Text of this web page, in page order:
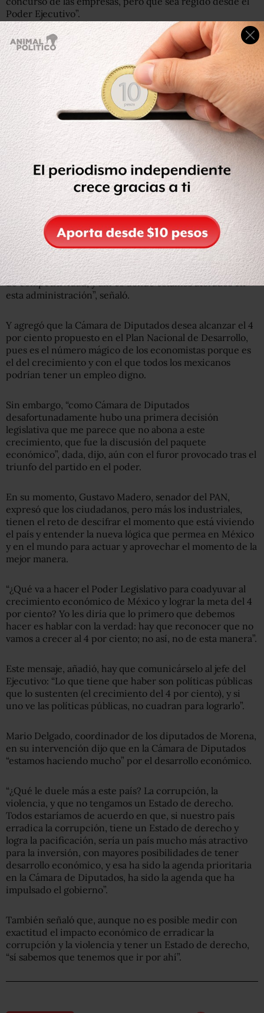
Poder Ejecutivo”.
Por otro lado, dijo que el sector industrial se manifiesta a
favor de que las compras de gobierno sirvan como un
motor de la economía.
“Son muy relevantes, el gasto del gobierno representa
como el 23 por ciento del PIB y sabemos que una buena
parte es gasto corriente, pero hay otra en donde, si se le
da prioridad o incluso si se reservan algunas compras
para micro, pequeña y mediana empresa, le damos
trabajo a quien gane. Cuando se invierte en una mipyme
se crean empleos, no así en las grandes empresas”,
expuso el presidente de la Canacintra.
Ante ello, la diputada federal del PRI Soraya Pérez planteó
que para crecer se requiere inversión.
“Pero para tener inversión necesitamos tener un
ambiente de confianza, de estabilidad, de transparencia y
de competitividad, y ahí es donde estamos atorados en
esta administración”, señaló.
Y agregó que la Cámara de Diputados desea alcanzar el 4
por ciento propuesto en el Plan Nacional de Desarrollo,
pues es el número mágico de los economistas porque es
el del crecimiento y con el que todos los mexicanos
podrían tener un empleo digno.
Sin embargo, “como Cámara de Diputados
desafortunadamente hubo una primera decisión
legislativa que me parece que no abona a este
crecimiento, que fue la discusión del paquete
económico”, dada, dijo, aún con el furor provocado tras el
triunfo del partido en el poder.
En su momento, Gustavo Madero, senador del PAN,
expresó que los ciudadanos, pero más los industriales,
tienen el reto de descifrar el momento que está viviendo
el país y entender la nueva lógica que permea en México
y en el mundo para actuar y aprovechar el momento de la
mejor manera.
“¿Qué va a hacer el Poder Legislativo para coadyuvar al
crecimiento económico de México y lograr la meta del 4
por ciento? Yo les diría que lo primero que debemos
hacer es hablar con la verdad: hay que reconocer que no
vamos a crecer al 4 por ciento; no así, no de esta manera”.
Este mensaje, añadió, hay que comunicárselo al jefe del
Ejecutivo: “Lo que tiene que haber son políticas públicas
que lo sustenten (el crecimiento del 4 por ciento), y si
uno ve las políticas públicas, no cuadran para lograrlo”.
Mario Delgado, coordinador de los diputados de Morena,
en su intervención dijo que en la Cámara de Diputados
“estamos haciendo mucho” por el desarrollo económico.
“¿Qué le duele más a este país? La corrupción, la
violencia, y que no tengamos un Estado de derecho.
Todos estaríamos de acuerdo en que, si nuestro país
erradica la corrupción, tiene un Estado de derecho y
logra la pacificación, sería un país mucho más atractivo
para la inversión, con mayores posibilidades de tener
desarrollo económico, y esa ha sido la agenda prioritaria
en la Cámara de Diputados, ha sido la agenda que ha
impulsado el gobierno”.
También señaló que, aunque no es posible medir con
exactitud el impacto económico de erradicar la
corrupción y la violencia y tener un Estado de derecho,
“sí sabemos que tenemos que ir por ahí”.